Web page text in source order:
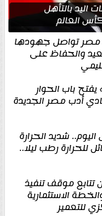
اليد بالتأهل
العالم
مصر تواصل جهودها
والحفاظ على
باب الحوار
أدب مصر الجديدة
شديد الحرارة
للحرارة رطب ليلا..
تتابع موقف تنفيذ
الاستثمارية
للتعمير